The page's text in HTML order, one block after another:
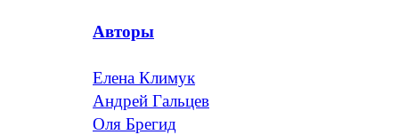
Авторы
Елена Климук
Андрей Гальцев
Оля Брегид